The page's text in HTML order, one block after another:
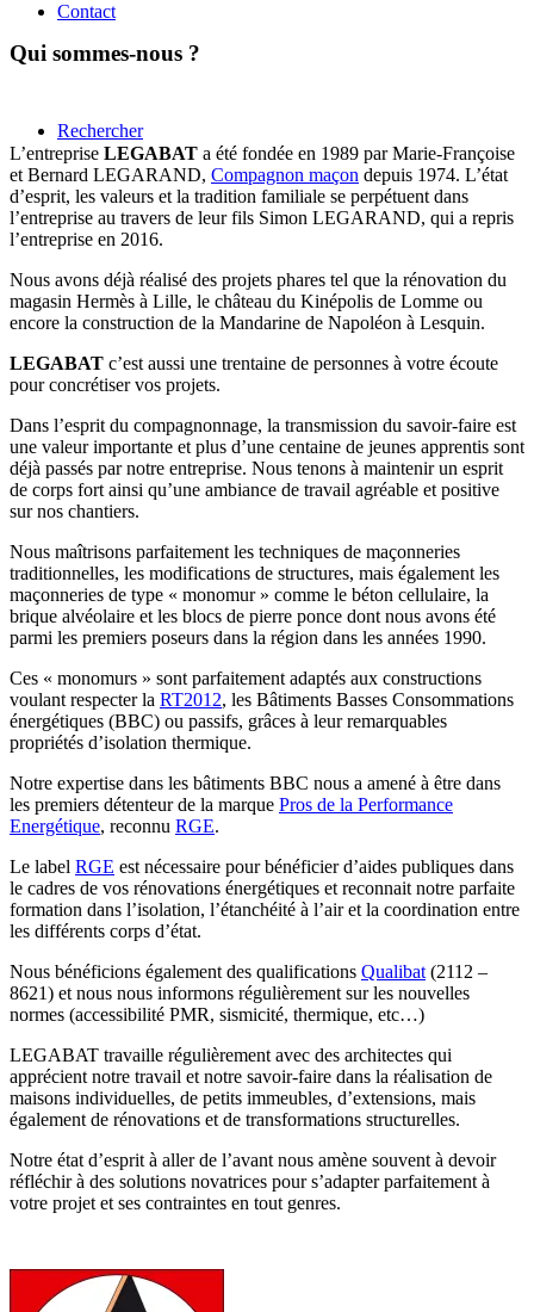
Contact
Rechercher
Qui sommes-nous ?
L’entreprise LEGABAT a été fondée en 1989 par Marie-Françoise
et Bernard LEGARAND, Compagnon maçon depuis 1974. L’état
d’esprit, les valeurs et la tradition familiale se perpétuent dans
l’entreprise au travers de leur fils Simon LEGARAND, qui a repris
l’entreprise en 2016.
Nous avons déjà réalisé des projets phares tel que la rénovation du
magasin Hermès à Lille, le château du Kinépolis de Lomme ou
encore la construction de la Mandarine de Napoléon à Lesquin.
LEGABAT c’est aussi une trentaine de personnes à votre écoute
pour concrétiser vos projets.
Dans l’esprit du compagnonnage, la transmission du savoir-faire est
une valeur importante et plus d’une centaine de jeunes apprentis sont
déjà passés par notre entreprise. Nous tenons à maintenir un esprit
de corps fort ainsi qu’une ambiance de travail agréable et positive
sur nos chantiers.
Nous maîtrisons parfaitement les techniques de maçonneries
traditionnelles, les modifications de structures, mais également les
maçonneries de type « monomur » comme le béton cellulaire, la
brique alvéolaire et les blocs de pierre ponce dont nous avons été
parmi les premiers poseurs dans la région dans les années 1990.
Ces « monomurs » sont parfaitement adaptés aux constructions
voulant respecter la RT2012, les Bâtiments Basses Consommations
énergétiques (BBC) ou passifs, grâces à leur remarquables
propriétés d’isolation thermique.
Notre expertise dans les bâtiments BBC nous a amené à être dans
les premiers détenteur de la marque Pros de la Performance
Energétique, reconnu RGE.
Le label RGE est nécessaire pour bénéficier d’aides publiques dans
le cadres de vos rénovations énergétiques et reconnait notre parfaite
formation dans l’isolation, l’étanchéité à l’air et la coordination entre
les différents corps d’état.
Nous bénéficions également des qualifications Qualibat(2112 –
8621) et nous nous informons régulièrement sur les nouvelles
normes (accessibilité PMR, sismicité, thermique, etc…)
LEGABAT travaille régulièrement avec des architectes qui
apprécient notre travail et notre savoir-faire dans la réalisation de
maisons individuelles, de petits immeubles, d’extensions, mais
également de rénovations et de transformations structurelles.
Notre état d’esprit à aller de l’avant nous amène souvent à devoir
réfléchir à des solutions novatrices pour s’adapter parfaitement à
votre projet et ses contraintes en tout genres.